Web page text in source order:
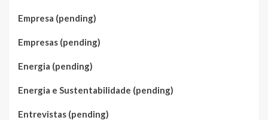
Empresa (pending)
Empresas (pending)
Energia (pending)
Energia e Sustentabilidade (pending)
Entrevistas (pending)